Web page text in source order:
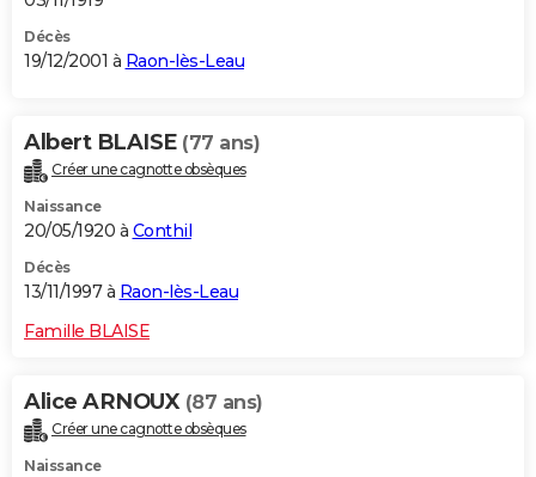
Décès
19/12/2001 à Raon-lès-Leau
Albert BLAISE (77 ans)
Créer une cagnotte obsèques
Naissance
20/05/1920 à Conthil
Décès
13/11/1997 à Raon-lès-Leau
Famille BLAISE
Alice ARNOUX (87 ans)
Créer une cagnotte obsèques
Naissance